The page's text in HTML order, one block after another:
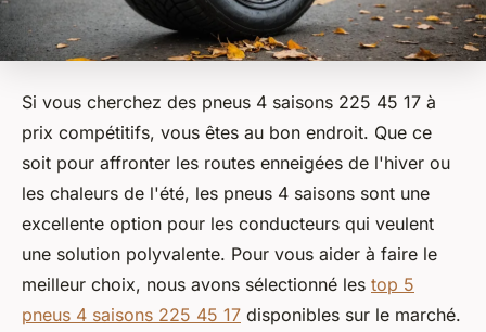
Si vous cherchez des pneus 4 saisons 225 45 17 à
prix compétitifs, vous êtes au bon endroit. Que ce
soit pour affronter les routes enneigées de l'hiver ou
les chaleurs de l'été, les pneus 4 saisons sont une
excellente option pour les conducteurs qui veulent
une solution polyvalente. Pour vous aider à faire le
meilleur choix, nous avons sélectionné les top 5
pneus 4 saisons 225 45 17 disponibles sur le marché.